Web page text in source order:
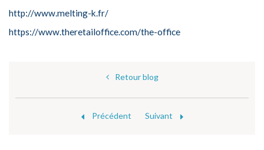
http://www.melting-k.fr/
https://www.theretailoffice.com/the-office
Retour blog
Précédent Suivant